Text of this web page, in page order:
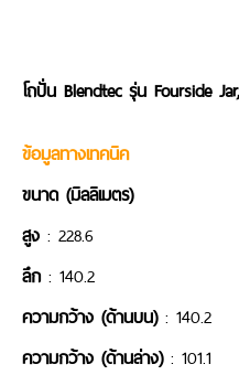
โถปั่น Blendtec รุ่น Fourside
ข้อมูลทางเทคนิค
ขนาด (มิลลิเมตร)
สูง : 228.6
ลึก: 140.2
ความกว้าง (ด้านบน): 140.2
ความกว้าง (ด้านล่าง): 101.1